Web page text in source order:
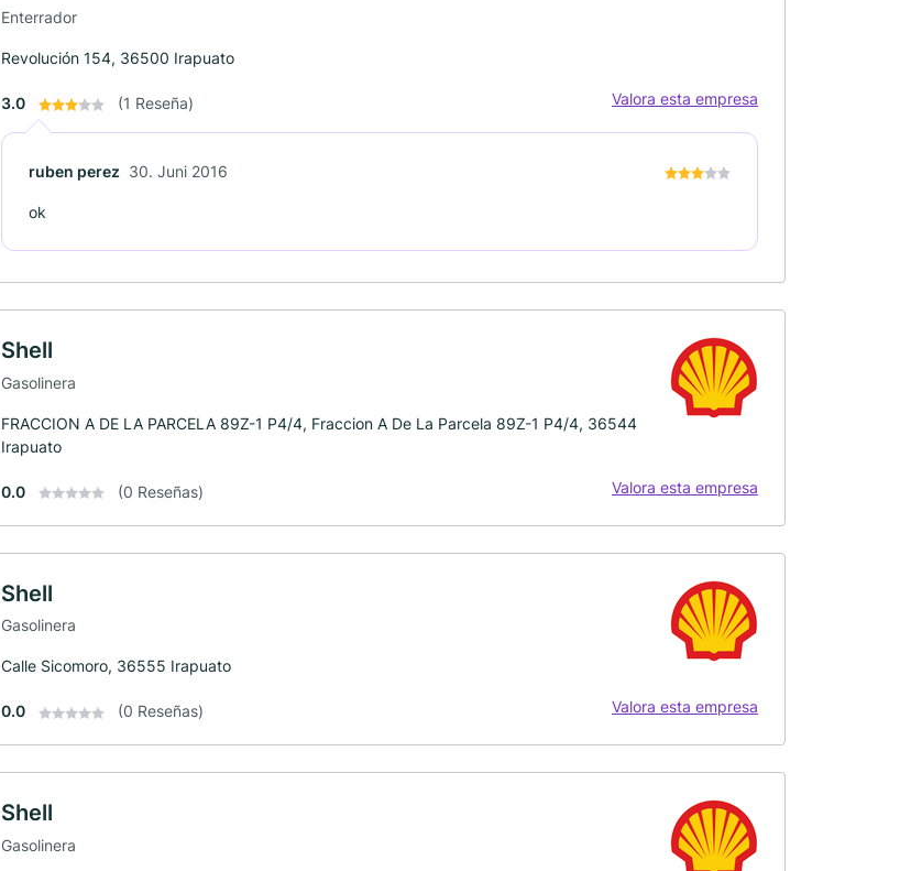
Enterrador
Revolución 154, 36500 Irapuato
3.0 (1 Reseña) Valora esta empresa
ruben perez 30. Juni 2016
ok
Shell
Gasolinera
FRACCION A DE LA PARCELA 89Z-1 P4/4, Fraccion A De La Parcela 89Z-1 P4/4, 36544
Irapuato
0.0 (0 Reseñas) Valora esta empresa
Shell
Gasolinera
Calle Sicomoro, 36555 Irapuato
0.0 (0 Reseñas) Valora esta empresa
Shell
Gasolinera